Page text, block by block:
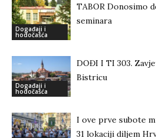
Događaji i
hodočašća
TABOR Donosimo
seminara
Događaji i
hodočašća
DOĐI I TI 303.
Bistricu
I ove prve subote
31 lokaciji diljem